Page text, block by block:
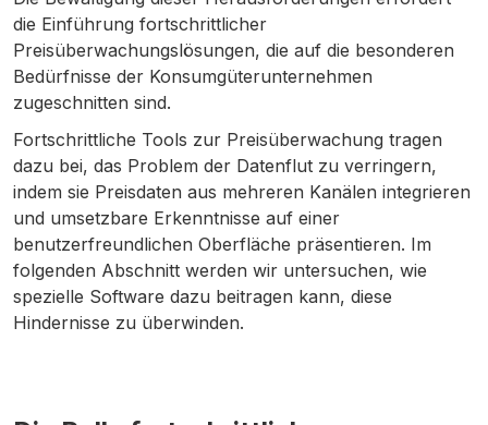
die Einführung fortschrittlicher
Preisüberwachungslösungen, die auf die besonderen
Bedürfnisse der Konsumgüterunternehmen
zugeschnitten sind.
Fortschrittliche Tools zur Preisüberwachung tragen
dazu bei, das Problem der Datenflut zu verringern,
indem sie Preisdaten aus mehreren Kanälen integrieren
und umsetzbare Erkenntnisse auf einer
benutzerfreundlichen Oberfläche präsentieren. Im
folgenden Abschnitt werden wir untersuchen, wie
spezielle Software dazu beitragen kann, diese
Hindernisse zu überwinden.